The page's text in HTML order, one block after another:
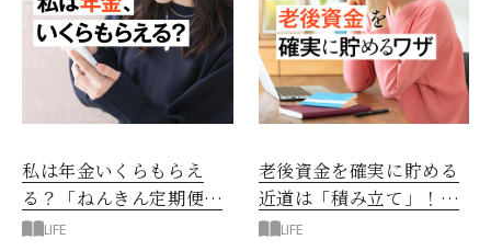
私は年金いくらもらえ
る？「ねんきん定期便」
見るべきポイントはこ
LIFE
老後資金を確実に貯める
近道は「積み立て」！た
だし、やり方に注意です
LIFE